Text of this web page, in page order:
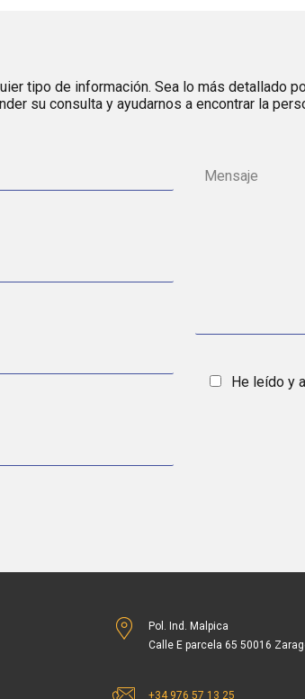
tipo de información. Sea lo más detallado
su consulta y ayudarnos a encontrar la
He leído y
Pol. Ind. Malpica
Calle E parcela 65 50016
+34 976 57 13 25